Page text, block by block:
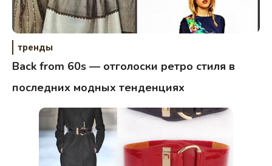
тренды
Back from 60s — отголоски ретро стиля в
последних модных тенденциях